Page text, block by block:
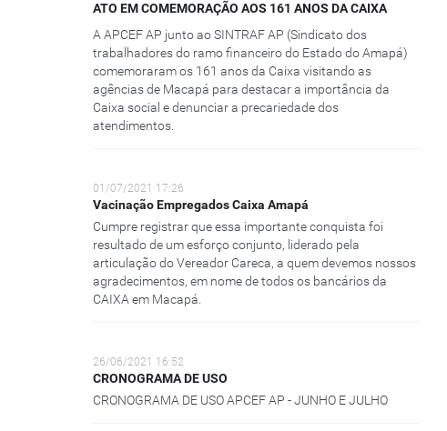
ATO EM COMEMORAÇÃO AOS 161 ANOS DA CAIXA
A APCEF AP junto ao SINTRAF AP (Sindicato dos
trabalhadores do ramo financeiro do Estado do Amapá)
comemoraram os 161 anos da Caixa visitando as
agências de Macapá para destacar a importância da
Caixa social e denunciar a precariedade dos
atendimentos.
01/07/2021 17:26
Vacinação Empregados Caixa Amapá
Cumpre registrar que essa importante conquista foi
resultado de um esforço conjunto, liderado pela
articulação do Vereador Careca, a quem devemos nossos
agradecimentos, em nome de todos os bancários da
CAIXA em Macapá.
26/06/2021 16:52
CRONOGRAMA DE USO
CRONOGRAMA DE USO APCEF AP - JUNHO E JULHO